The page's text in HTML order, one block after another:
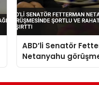
ABD’li Senatör
Netanyahu
şortlu ve rahat